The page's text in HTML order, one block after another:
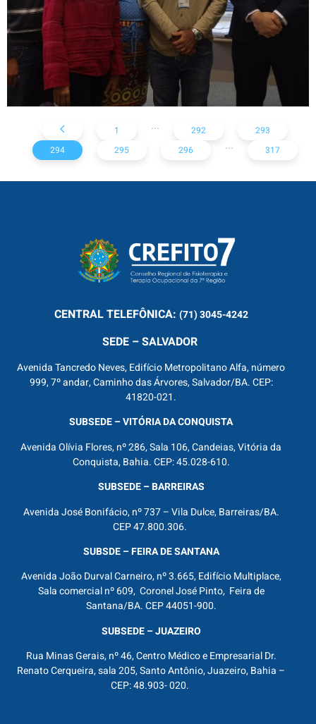
1 ... 292
293
294
295 296 ... 317
CENTRALTELEFÔNICA: (71) 3045-4242
SEDE – SALVADOR
Avenida Tancredo Neves, Edifício Metropolitano Alfa, número
999, 7º andar, Caminho das Árvores, Salvador/BA. CEP:
41820-021.
SUBSEDE – VITÓRIA DA CONQUISTA
Avenida Olívia Flores, nº 286, Sala 106, Candeias, Vitória da
Conquista, Bahia. CEP: 45.028-610.
SUBSEDE – BARREIRAS
Avenida José Bonifácio, nº 737 – Vila Dulce, Barreiras/BA.
CEP 47.800.306.
SUBSDE – FEIRA DE SANTANA
Avenida João Durval Carneiro, nº 3.665, Edifício Multiplace,
Sala comercial nº 609, Coronel José Pinto, Feira de
Santana/BA. CEP 44051-900.
SUBSEDE – JUAZEIRO
Rua Minas Gerais, nº 46, Centro Médico e Empresarial Dr.
Renato Cerqueira, sala 205, Santo Antônio, Juazeiro, Bahia –
CEP: 48.903- 020.